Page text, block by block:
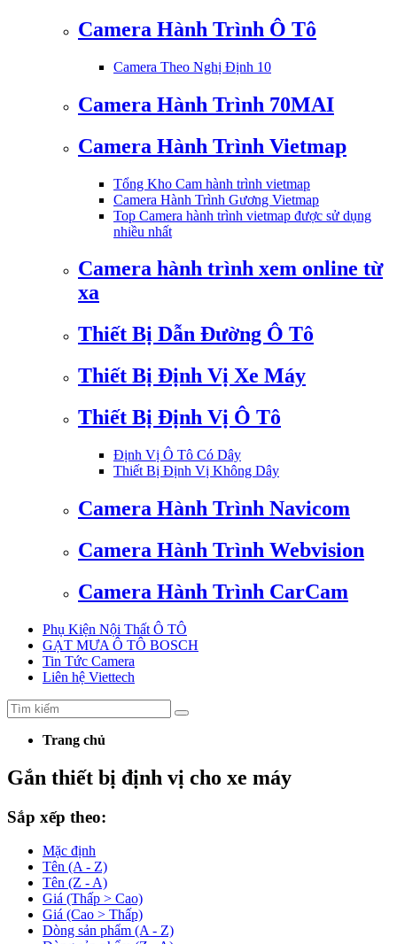
Camera Hành Trình Ô Tô
Camera Theo Nghị Định 10
Camera Hành Trình 70MAI
Camera Hành Trình Vietmap
Tổng Kho Cam hành trình vietmap
Camera Hành Trình Gương Vietmap
Top Camera hành trình vietmap được sử dụng
nhiều nhất
Camera hành trình xem online từ
xa
Thiết Bị Dẫn Đường Ô Tô
Thiết Bị Định Vị Xe Máy
Thiết Bị Định Vị Ô Tô
Định Vị Ô Tô Có Dây
Thiết Bị Định Vị Không Dây
Camera Hành Trình Navicom
Camera Hành Trình Webvision
Camera Hành Trình CarCam
Phụ Kiện Nội Thất Ô TÔ
GẠT MƯA Ô TÔ BOSCH
Tin Tức Camera
Liên hệ Viettech
Trang chủ
Gắn thiết bị định vị cho xe máy
Sắp xếp theo:
Mặc định
Tên (A - Z)
Tên (Z - A)
Giá (Thấp > Cao)
Giá (Cao > Thấp)
Dòng sản phẩm (A - Z)